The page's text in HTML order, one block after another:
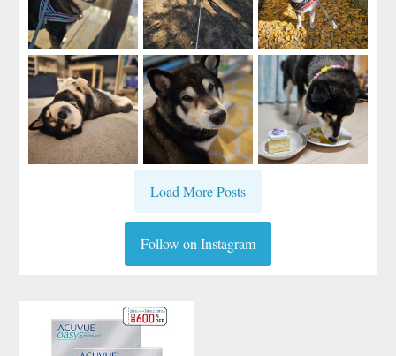
Load More Posts
Follow on Instagram